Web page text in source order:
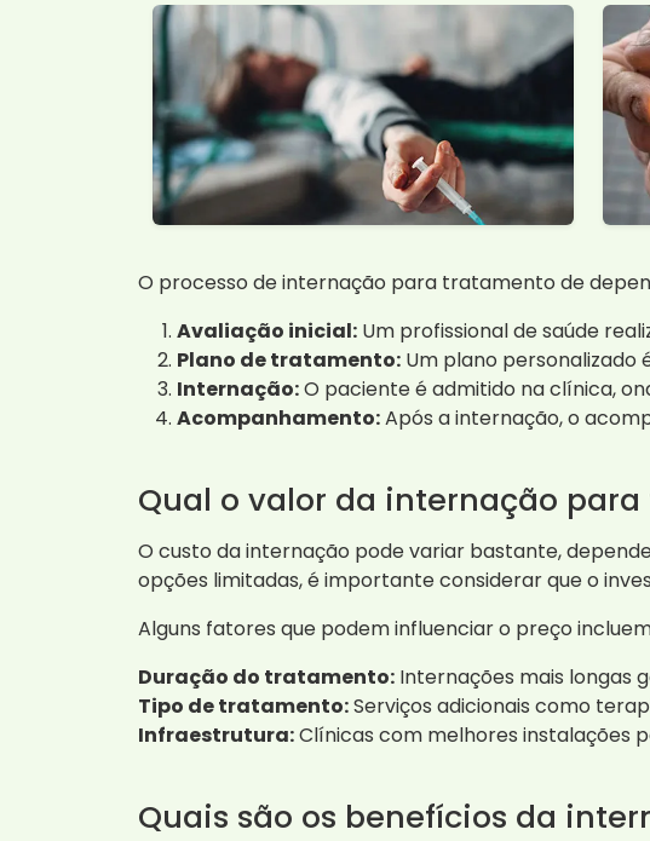
O processo de internação para tratamento de
Avaliação inicial: Um profissional de saúde
Plano de tratamento: Um plano personalizado
Internação:O paciente é admitido na clínica,
Acompanhamento:Após a internação, o
Qual o valor da internação
O custo da internação pode variar bastante,
opções limitadas, é importante considerar que o
Alguns fatores que podem influenciar o preço
Duração do tratamento: Internações mais longas
Tipo de tratamento:Serviços adicionais como
Infraestrutura:Clínicas com melhores instalações
Quais são os benefícios da